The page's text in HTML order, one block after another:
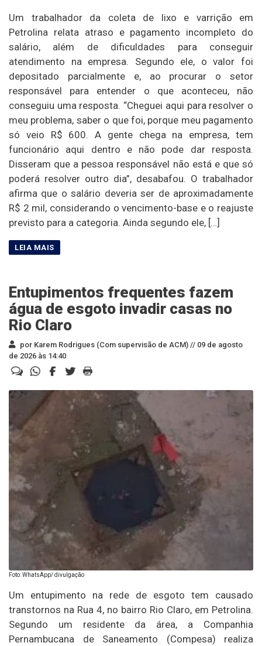
Um trabalhador da coleta de lixo e varrição em
Petrolina relata atraso e pagamento incompleto do
salário, além de dificuldades para conseguir
atendimento na empresa. Segundo ele, o valor foi
depositado parcialmente e, ao procurar o setor
responsável para entender o que aconteceu, não
conseguiu uma resposta. “Cheguei aqui para resolver o
meu problema, saber o que foi, porque meu pagamento
só veio R$ 600. A gente chega na empresa, tem
funcionário aqui dentro e não pode dar resposta.
Disseram que a pessoa responsável não está e que só
poderá resolver outro dia”, desabafou. O trabalhador
afirma que o salário deveria ser de aproximadamente
R$ 2 mil, considerando o vencimento-base e o reajuste
previsto para a categoria. Ainda segundo ele, […]
Entupimentos frequentes fazem
água de esgoto invadir casas no
Rio Claro
por Karem Rodrigues (Com supervisão de ACM) // 09 de agosto
de 2026 às 14:40
Foto: WhatsApp/ divulgação
Um entupimento na rede de esgoto tem causado
transtornos na Rua 4, no bairro Rio Claro, em Petrolina.
Segundo um residente da área, a Companhia
Pernambucana de Saneamento (Compesa) realiza